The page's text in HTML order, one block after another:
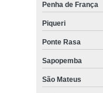
Penha de França
Piqueri
Ponte Rasa
Sapopemba
São Mateus